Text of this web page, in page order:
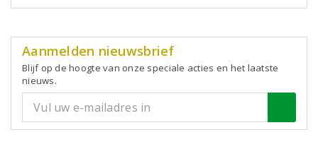
Aanmelden nieuwsbrief
Blijf op de hoogte van onze speciale acties en het laatste
nieuws.